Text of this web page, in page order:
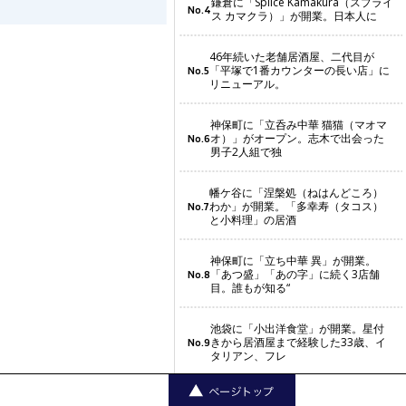
No.4ス カマクラ）」が開業。日本人に
No.5
46年続いた老舗居酒屋、二代目が
「平塚で1番カウンターの長い店」に
リニューアル。
No.6
神保町に「立呑み中華 猫猫（マオマ
オ）」がオープン。志木で出会った
男子2人組で独
No.7
幡ケ谷に「涅槃処（ねはんどころ）
わか」が開業。「多幸寿（タコス）
と小料理」の居酒
No.8
神保町に「立ち中華 異」が開業。
「あつ盛」「あの字」に続く3店舗
目。誰もが知る“
No.9
池袋に「小出洋食堂」が開業。星付
きから居酒屋まで経験した33歳、イ
タリアン、フレ
豪徳寺に「焼き鳥 金兵衛」がオープ